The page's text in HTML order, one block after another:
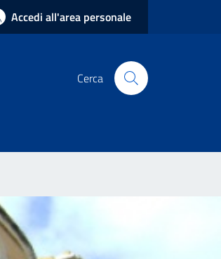
Accedi all'area personale
Cerca